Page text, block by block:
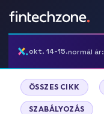
okt. 14-15.normál ár:
ÖSSZES CIKK
SZABÁLYOZÁS